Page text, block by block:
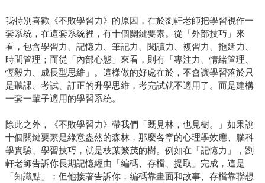
我特別喜歡《不敗學習力》的原因，在於劉軒老師把學習視作一
套系統，在這套系統裡，有十個關鍵要素。從「外部技巧」來
看，包含學習力、記憶力、筆記力、閱讀力、複習力、拖延力、
時間管理；而從「內部心態」來看，則有「專注力、情緒管理、
恆毅力、成長型思維」。這樣做的好處在於，不會讓學習落於只
是聽課、考試、訂正的升學思維，考完試就不適用了。而是建構
一套一輩子適用的學習系統。
除此之外，《不敗學習力》帶我們「既見林，也見樹。」如果說
十個關鍵要素是綠意盎然的森林，那麼各章的心理學效應、腦科
學實驗、學習技巧，就是枝葉繁茂的樹。例如在「記憶力」，劉
軒老師告訴你長期記憶經由「編碼、存檔、提取」完成，這是
「知識點」；但他接著告訴你，編碼靠畫面和故事、存檔靠聯想